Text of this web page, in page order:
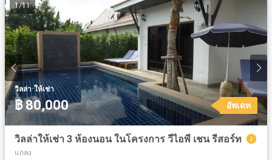
1/11
วิลล่า·ให้เช่า
฿ 80,000 อัพเดท
วิลล่าให้เช่า 3 ห้องนอน ในโครงการ วีไอพี เชน รีสอร์ท
แกลง